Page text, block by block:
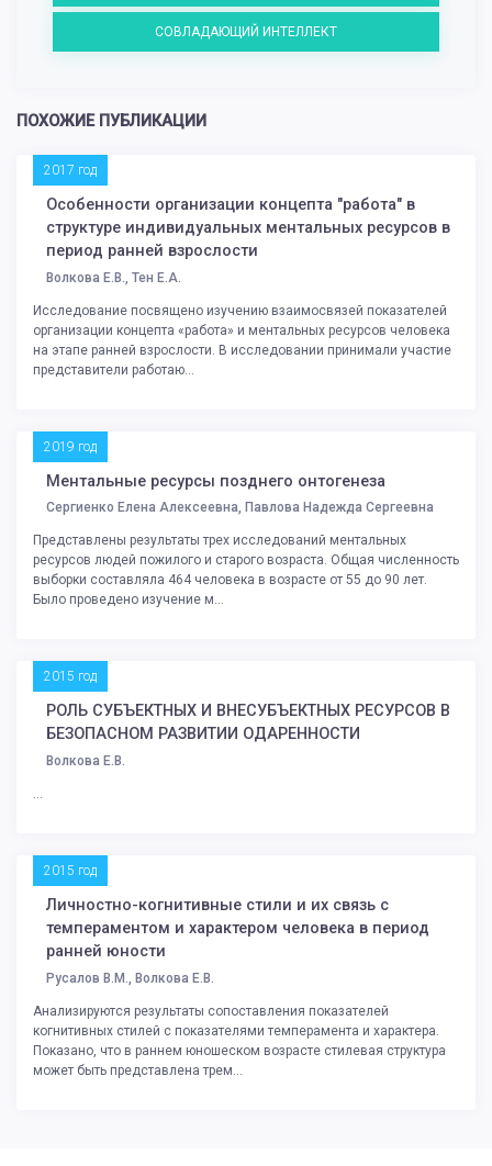
СОВЛАДАЮЩИЙ ИНТЕЛЛЕКТ
ПОХОЖИЕ ПУБЛИКАЦИИ
2017 год
Особенности организации концепта "работа" в
структуре индивидуальных ментальных ресурсов в
период ранней взрослости
Волкова Е.В., Тен Е.А.
Исследование посвящено изучению взаимосвязей показателей
организации концепта «работа» и ментальных ресурсов человека
на этапе ранней взрослости. В исследовании принимали участие
представители работаю...
2019 год
Ментальные ресурсы позднего онтогенеза
Сергиенко Елена Алексеевна, Павлова Надежда Сергеевна
Представлены результаты трех исследований ментальных
ресурсов людей пожилого и старого возраста. Общая численность
выборки составляла 464 человека в возрасте от 55 до 90 лет.
Было проведено изучение м...
2015 год
РОЛЬ СУБЪЕКТНЫХ И ВНЕСУБЪЕКТНЫХ РЕСУРСОВ В
БЕЗОПАСНОМ РАЗВИТИИ ОДАРЕННОСТИ
Волкова Е.В.
...
2015 год
Личностно-когнитивные стили и их связь с
темпераментом и характером человека в период
ранней юности
Русалов В.М., Волкова Е.В.
Анализируются результаты сопоставления показателей
когнитивных стилей с показателями темперамента и характера.
Показано, что в раннем юношеском возрасте стилевая структура
может быть представлена трем...